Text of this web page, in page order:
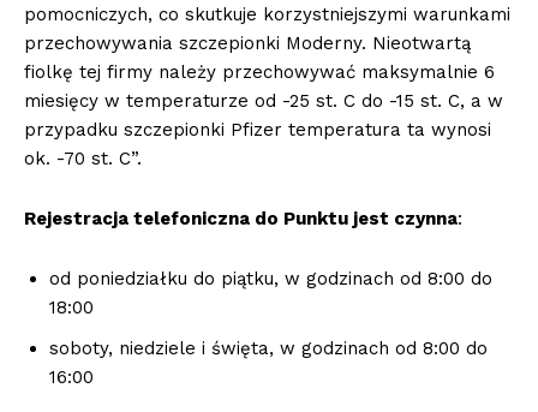
pomocniczych, co skutkuje korzystniejszymi warunkami
przechowywania szczepionki Moderny. Nieotwartą
fiolkę tej firmy należy przechowywać maksymalnie 6
miesięcy w temperaturze od -25 st. C do -15 st. C, a w
przypadku szczepionki Pfizer temperatura ta wynosi
ok. -70 st. C”.
Rejestracja telefoniczna do Punktu jest czynna:
od poniedziałku do piątku, w godzinach od 8:00 do
18:00
soboty, niedziele i święta, w godzinach od 8:00 do
16:00